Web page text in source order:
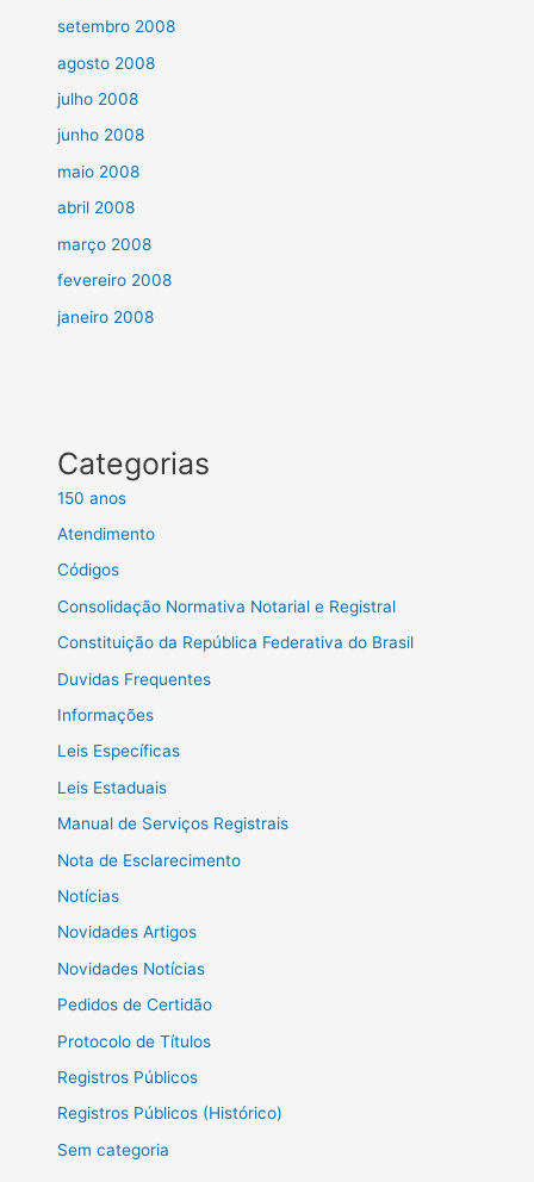
setembro 2008
agosto 2008
julho 2008
junho 2008
maio 2008
abril 2008
março 2008
fevereiro 2008
janeiro 2008
Categorias
150 anos
Atendimento
Códigos
Consolidação Normativa Notarial e Registral
Constituição da República Federativa do Brasil
Duvidas Frequentes
Informações
Leis Específicas
Leis Estaduais
Manual de Serviços Registrais
Nota de Esclarecimento
Notícias
Novidades Artigos
Novidades Notícias
Pedidos de Certidão
Protocolo de Títulos
Registros Públicos
Registros Públicos (Histórico)
Sem categoria